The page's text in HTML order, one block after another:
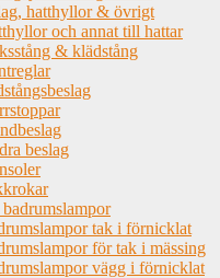
hatthyllor & övrigt
och annat till hattar
& klädstång
beslag
tak i förnicklat
för tak i mässing
vägg i förnicklat